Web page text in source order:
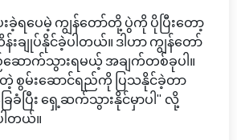
းခဲ့ရပေမဲ့ ကျွန်တော်တို့ ပွဲကို ပိုပြီးတော့
းချုပ်နိုင်ခဲ့ပါတယ်။ ဒါဟာ ကျွန်တော်
ောက်သွားရမယ့် အချက်တစ်ခုပါ။
တဲ့ စွမ်းဆောင်ရည်ကို ပြသနိုင်ခဲ့တာ
ေခံပြီး ရှေ့ဆက်သွားနိုင်မှာပါ" လို့
တယ်။